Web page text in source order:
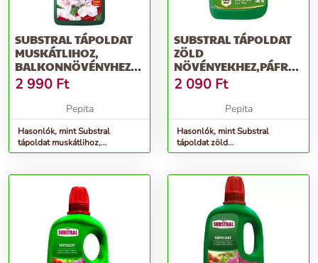
SUBSTRAL TÁPOLDAT
MUSKÁTLIHOZ,
BALKONNÖVÉNYHEZ
1000 ML
2 990 Ft
Pepita
Hasonlók, mint Substral
tápoldat muskátlihoz,
balkonnövényhez 1000 ml
SUBSTRAL TÁPOLDAT
ZÖLD
500 ML
2 090 Ft
Pepita
Hasonlók, mint Substral
tápoldat zöld
növényekhez,páfrányokhoz 500